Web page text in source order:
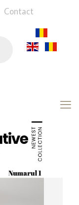
Contact